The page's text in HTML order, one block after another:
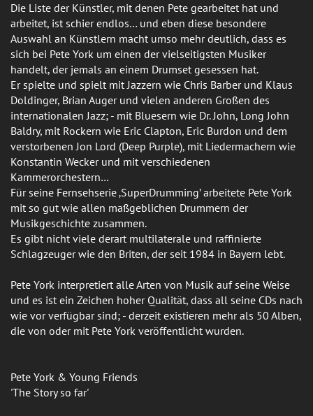
Die Liste der Künstler, mit denen Pete gearbeitet hat und
arbeitet, ist schier endlos… und eben diese besondere
Auswahl an Künstlern macht umso mehr deutlich, dass es
sich bei Pete York um einen der vielseitigsten Musiker
handelt, der jemals an einem Drumset gesessen hat.
Er spielte und spielt mit Jazzern wie Chris Barber und Klaus
Doldinger, Brian Auger und vielen anderen Großen des
internationalen Jazz; - mit Bluesern wie Dr. John, Long John
Baldry, mit Rockern wie Eric Clapton, Eric Burdon und dem
verstorbenen Jon Lord (Deep Purple), mit Liedermachern wie
Konstantin Wecker und mit verschiedenen
Kammerorchestern…
Für seine Fernsehserie ‚SuperDrumming’ arbeitete Pete York
mit so gut wie allen maßgeblichen Drummern der
Musikgeschichte zusammen.
Es gibt nicht viele derart multilaterale und raffinierte
Schlagzeuger wie den Briten, der seit 1984 in Bayern lebt.
Pete York interpretiert alle Arten von Musik auf seine Weise
und es ist ein Zeichen hoher Qualität, dass all seine CDs nach
wie vor verfügbar sind; - derzeit existieren mehr als 50 Alben,
die von oder mit Pete York veröffentlicht wurden.
Pete York & Young Friends
'The Story so far'